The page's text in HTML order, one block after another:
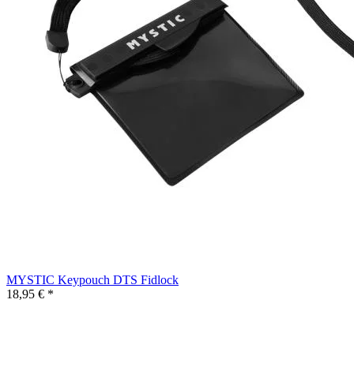
MYSTIC Keypouch DTS Fidlock
18,95 € *